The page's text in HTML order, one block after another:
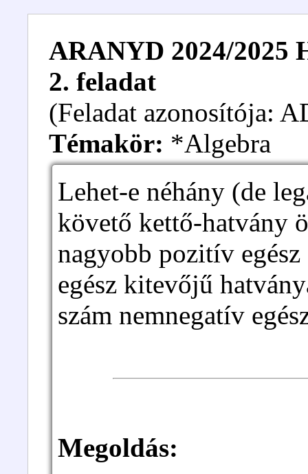
ARANYD 2024/2025
2. feladat
(Feladat azonosítója:
Témakör: *Algebra
Lehet-e néhány (de
követő kettő-hatvány
nagyobb pozitív
egész kitevőjű
szám nemnegatív
Megoldás: